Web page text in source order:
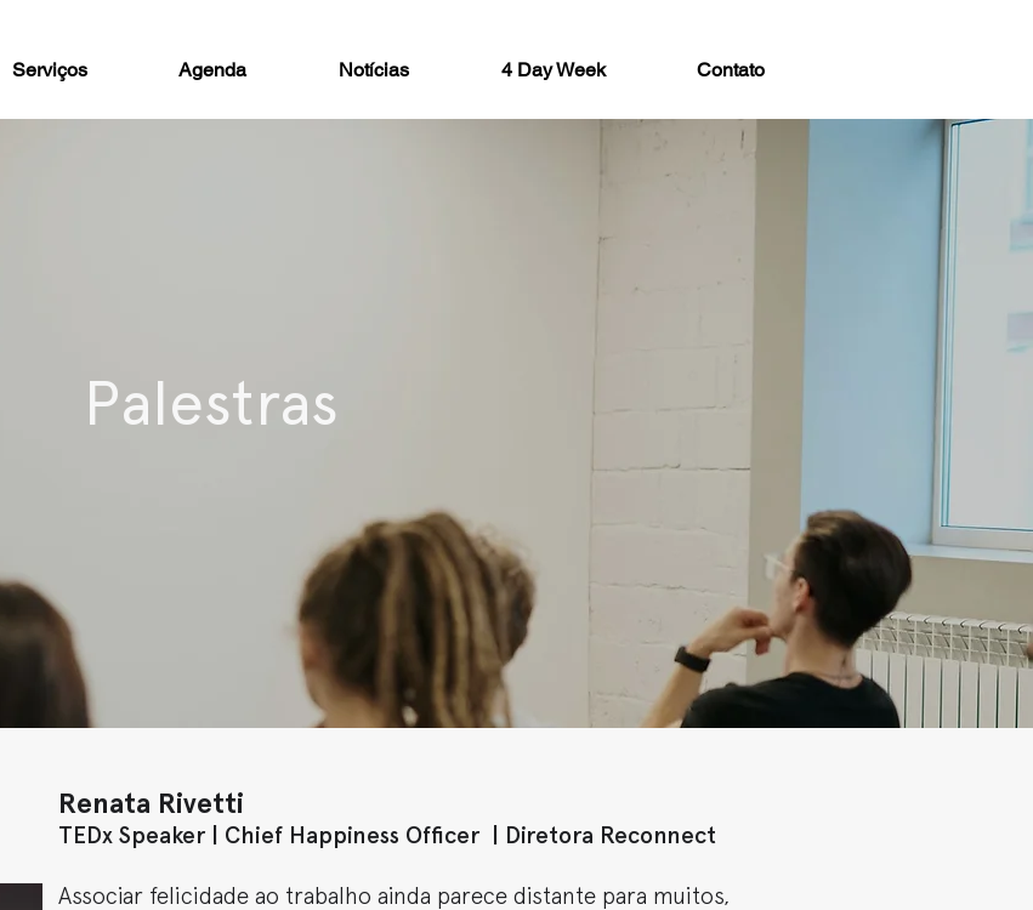
Serviços Agenda Notícias 4 Day Week Contato
Palestras
Renata Rivetti
TEDx Speaker | Chief Happiness Officer | Diretora Reconnect
Associar felicidade ao trabalho ainda parece distante para muitos,